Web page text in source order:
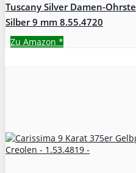
Tuscany Silver Damen-
Silber 9 mm 8.55.4720
Zu Amazon *